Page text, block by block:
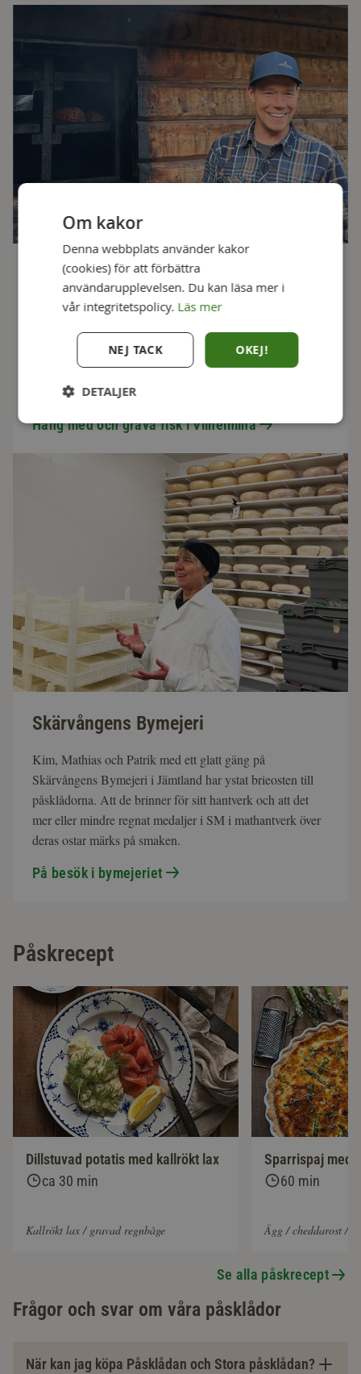
Martin – Bergmans Fisk & Vilt
I Vilhelmina skapar Martin Bergman traditionella
delikatesser som vunnit gott om medaljer i SM i
mathantverk. När du smakar fisken så förstår du varför.
Gravade regnbågsfilé och den rökt fjällröding packar vi
ner i påsklådorna och i vårt Påskpaket.
Häng med och grava fisk i Vilhelmina
Skärvångens Bymejeri
Kim, Mathias och Patrik med ett glatt gäng på
Skärvångens Bymejeri i Jämtland har ystat brieosten till
påsklådorna. Att de brinner för sitt hantverk och att det
mer eller mindre regnat medaljer i SM i mathantverk över
deras ostar märks på smaken.
På besök i bymejeriet
Påskrecept
Dillstuvad potatis med kallrökt lax
ca 30 min
Kallrökt lax / gravad regnbåge
Sparrispaj med
60 min
Ägg / cheddarost /
Se alla påskrecept
Frågor och svar om våra påsklådor
När kan jag köpa Påsklådan och Stora påsklådan?
Om kakor
Denna webbplats använder kakor
(cookies) för att förbättra
användarupplevelsen. Du kan läsa mer i
vår integritetspolicy. Läs mer
OKEJ!
NEJ TACK
DETALJER